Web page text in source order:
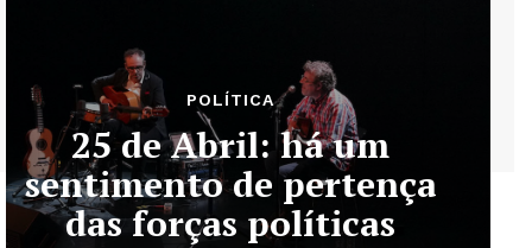
POLÍTICA
25 de Abril: há um
sentimento de pertença
das forças políticas